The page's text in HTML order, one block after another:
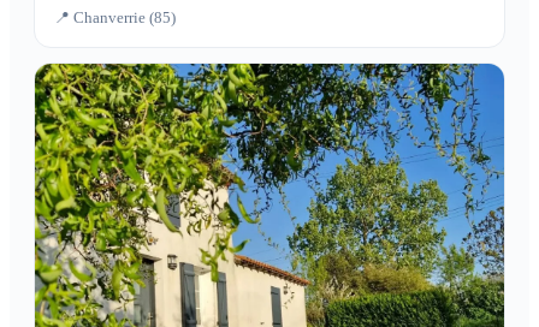
📍 Chanverrie (85)